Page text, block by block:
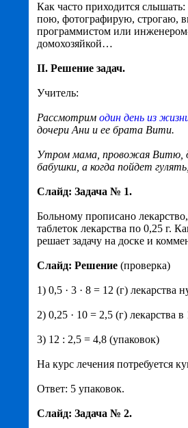
Как часто приходится
пою, фотографирую, строгаю,
программистом или
домохозяйкой…
II. Решение задач.
Учитель:
Рассмотрим один день из
дочери Ани и ее брата Вити.
Утром мама, провожая Витю,
бабушки, а когда пойдет
Слайд: Задача № 1.
Больному прописано
таблеток лекарства по 0,25 г.
решает задачу на доске и
Слайд: Решение (проверка)
1) 0,5 · 3 · 8 = 12 (г) лекарства
2) 0,25 · 10 = 2,5 (г) лекарства в
3) 12 : 2,5 = 4,8 (упаковок)
На курс лечения потребуется
Ответ: 5 упаковок.
Слайд: Задача № 2.